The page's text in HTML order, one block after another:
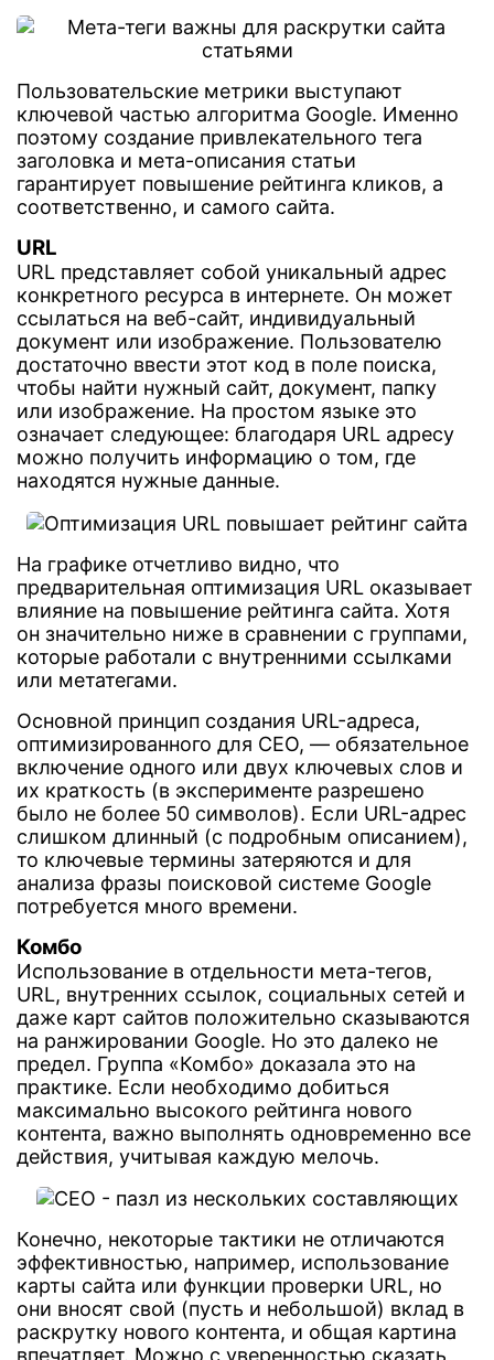
Пользовательские метрики выступают
ключевой частью алгоритма Google. Именно
поэтому создание привлекательного тега
заголовка и мета-описания статьи
гарантирует повышение рейтинга кликов, а
соответственно, и самого сайта.
URL
URL представляет собой уникальный адрес
конкретного ресурса в интернете. Он может
ссылаться на веб-сайт, индивидуальный
документ или изображение. Пользователю
достаточно ввести этот код в поле поиска,
чтобы найти нужный сайт, документ, папку
или изображение. На простом языке это
означает следующее: благодаря URL адресу
можно получить информацию о том, где
находятся нужные данные.
На графике отчетливо видно, что
предварительная оптимизация URL оказывает
влияние на повышение рейтинга сайта. Хотя
он значительно ниже в сравнении с группами,
которые работали с внутренними ссылками
или метатегами.
Основной принцип создания URL-адреса,
оптимизированного для СЕО, — обязательное
включение одного или двух ключевых слов и
их краткость (в эксперименте разрешено
было не более 50 символов). Если URL-адрес
слишком длинный (с подробным описанием),
то ключевые термины затеряются и для
анализа фразы поисковой системе Google
потребуется много времени.
Комбо
Использование в отдельности мета-тегов,
URL, внутренних ссылок, социальных сетей и
даже карт сайтов положительно сказываются
на ранжировании Google. Но это далеко не
предел. Группа «Комбо» доказала это на
практике. Если необходимо добиться
максимально высокого рейтинга нового
контента, важно выполнять одновременно все
действия, учитывая каждую мелочь.
Конечно, некоторые тактики не отличаются
эффективностью, например, использование
карты сайта или функции проверки URL, но
они вносят свой (пусть и небольшой) вклад в
раскрутку нового контента, и общая картина